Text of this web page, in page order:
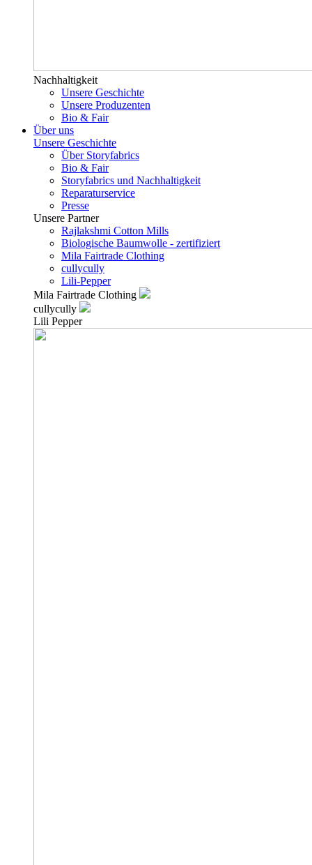
Nachhaltigkeit
Unsere Geschichte
Unsere Produzenten
Bio & Fair
Über uns
Unsere Geschichte
Über Storyfabrics
Bio & Fair
Storyfabrics und Nachhaltigkeit
Reparaturservice
Presse
Unsere Partner
Rajlakshmi Cotton Mills
Biologische Baumwolle - zertifiziert
Mila Fairtrade Clothing
cullycully
Lili-Pepper
Mila Fairtrade Clothing
cullycully
Lili Pepper